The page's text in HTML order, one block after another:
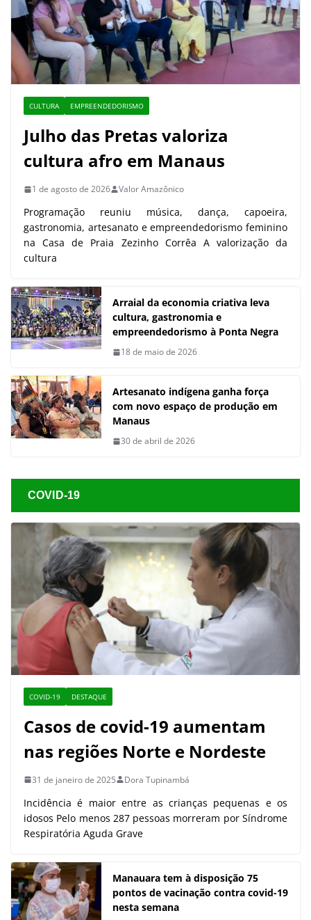
CULTURA EMPREENDEDORISMO
Julho das Pretas valoriza
cultura afro em Manaus
1 de agosto de 2026 Valor Amazônico
Programação reuniu música, dança, capoeira,
gastronomia, artesanato e empreendedorismo feminino
na Casa de Praia Zezinho Corrêa A valorização da
cultura
Arraial da economia criativa leva
cultura, gastronomia e
empreendedorismo à Ponta Negra
18 de maio de 2026
Artesanato indígena ganha força
com novo espaço de produção em
Manaus
30 de abril de 2026
COVID-19
COVID-19 DESTAQUE
Casos de covid-19 aumentam
nas regiões Norte e Nordeste
31 de janeiro de 2025 Dora Tupinambá
Incidência é maior entre as crianças pequenas e os
idosos Pelo menos 287 pessoas morreram por Síndrome
Respiratória Aguda Grave
Manauara tem à disposição 75
pontos de vacinação contra covid-19
nesta semana